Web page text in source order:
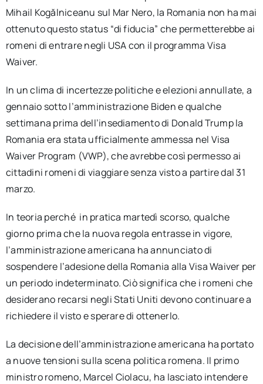
Mihail Kogălniceanu sul Mar Nero, la Romania non ha mai
ottenuto questo status “di fiducia” che permetterebbe ai
romeni di entrare negli USA con il programma Visa
Waiver.
In un clima di incertezze politiche e elezioni annullate, a
gennaio sotto l’amministrazione Biden e qualche
settimana prima dell’insediamento di Donald Trump la
Romania era stata ufficialmente ammessa nel Visa
Waiver Program (VWP), che avrebbe così permesso ai
cittadini romeni di viaggiare senza visto a partire dal 31
marzo.
In teoria perché in pratica martedì scorso, qualche
giorno prima che la nuova regola entrasse in vigore,
l’amministrazione americana ha annunciato di
sospendere l’adesione della Romania alla Visa Waiver per
un periodo indeterminato. Ciò significa che i romeni che
desiderano recarsi negli Stati Uniti devono continuare a
richiedere il visto e sperare di ottenerlo.
La decisione dell’amministrazione americana ha portato
a nuove tensioni sulla scena politica romena. Il primo
ministro romeno, Marcel Ciolacu, ha lasciato intendere